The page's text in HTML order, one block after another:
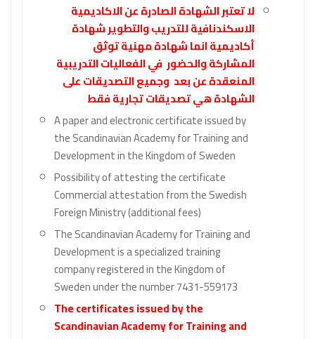
لا تعتبر الشهادة الصادرة عن الاكاديمية
الاسكندنافية للتدريب والتطوير شهادة
أكاديمية انما شهادة مهنية توثق
المشاركة والحضور في الفعاليات التدريبية
المنعقدة عن بعد وجميع التصديقات على
الشهادة هي تصديقات تجارية فقط
A paper and electronic certificate issued by
the Scandinavian Academy for Training and
Development in the Kingdom of Sweden
Possibility of attesting the certificate
Commercial attestation from the Swedish
Foreign Ministry (additional fees)
The Scandinavian Academy for Training and
Development is a specialized training
company registered in the Kingdom of
Sweden under the number 7431-559173
The certificates issued by the
Scandinavian Academy for Training and